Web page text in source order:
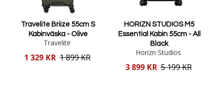
Travelite Briize 55cm S
Kabinväska - Olive
Travelite
Reducerat
1 329 KR 1 899 KR
HORIZN STUDIOS M5
Essential Kabin 55cm - All
Black
Horizn Studios
Reducerat
3 899 KR 5 199 KR